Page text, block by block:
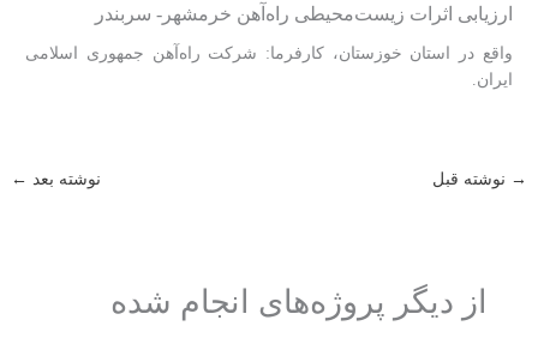
ارزیابی اثرات زیست‌محیطی راه‌آهن خرمشهر- سربندر
واقع در استان خوزستان، کارفرما: شرکت راه‌آهن جمهوری اسلامی
ایران.
→ نوشته قبل نوشته بعد ←
از دیگر پروژه‌های انجام شده